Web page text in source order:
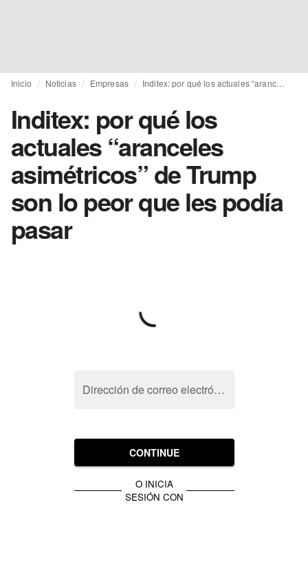
Inicio Noticias Empresas Inditex: por qué los actuales “aranceles asimétricos” de Trump son lo peor que les podía pasar
Inditex: por qué los
actuales “aranceles
asimétricos” de Trump
son lo peor que les podía
pasar
Dirección de correo electrónico
CONTINUE
O INICIA
SESIÓN CON